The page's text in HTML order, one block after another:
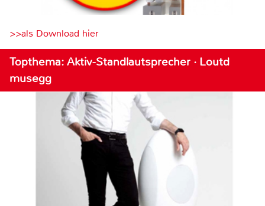
>>als Download hier
Topthema: Aktiv-Standlautsprecher · Loutd
musegg